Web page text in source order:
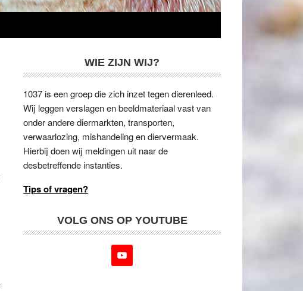
WIE ZIJN WIJ?
1037 is een groep die zich inzet tegen dierenleed.
Wij leggen verslagen en beeldmateriaal vast van
onder andere diermarkten, transporten,
verwaarlozing, mishandeling en diervermaak.
Hierbij doen wij meldingen uit naar de
desbetreffende instanties.
Tips of vragen?
VOLG ONS OP YOUTUBE